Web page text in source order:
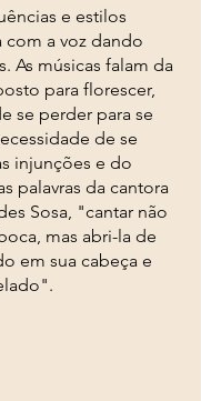
e estilos
com a voz dando
As músicas falam da
para florescer,
se perder para se
de se
injunções e do
palavras da cantora
Sosa, "cantar não
mas abri-la de
em sua cabeça e